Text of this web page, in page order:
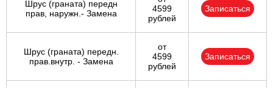
Шрус (граната) передн
прав, наружн.- Замена
4599
рублей
Записаться
Шрус (граната) передн.
прав.внутр. - Замена
от
4599
рублей
Записаться